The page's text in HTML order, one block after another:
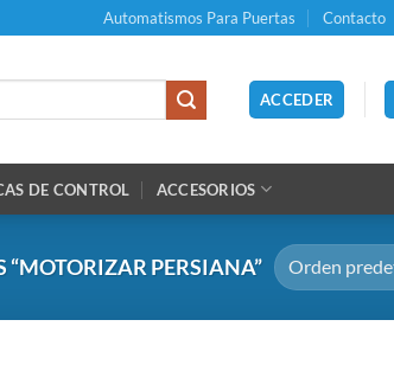
Automatismos Para Puertas Contacto
ACCEDER
DE CONTROL ACCESORIOS
“MOTORIZAR PERSIANA”